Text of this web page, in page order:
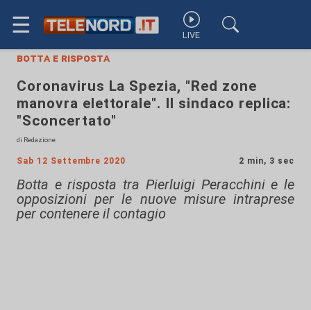
☰ LIVE
botta e risposta
Coronavirus La Spezia, "Red zone
manovra elettorale". Il sindaco replica:
"Sconcertato"
di Redazione
Sab 12 Settembre 2020 2 min, 3 sec
Botta e risposta tra Pierluigi Peracchini e le
opposizioni per le nuove misure intraprese
per contenere il contagio